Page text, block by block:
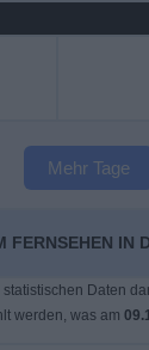
Mehr Tage
FERNSEHEN IN
Daten
werden, was am